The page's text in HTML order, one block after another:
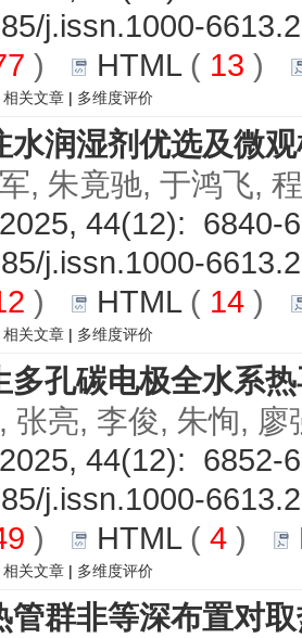
j.issn.1000-
) HTML( 13 )
相关文章 | 多维度评价
水润湿剂优选及微
, 朱竟驰, 于鸿飞,
44(12): 6840-
j.issn.1000-
) HTML( 14 )
相关文章 | 多维度评价
多孔碳电极全水系
张亮, 李俊, 朱恂, 廖
44(12): 6852-
j.issn.1000-
) HTML( 4 )
相关文章 | 多维度评价
管群非等深布置对